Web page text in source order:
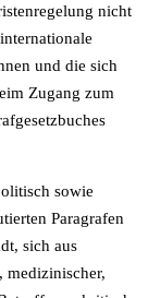
nicht
und die sich
Zugang zum
sowie
Paragrafen
sich aus
medizinischer,